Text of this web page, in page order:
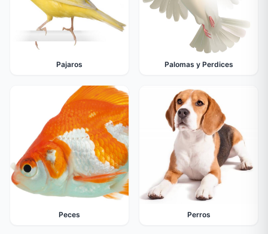
Pajaros Palomas y Perdices
Peces Perros